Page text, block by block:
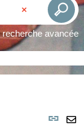
recherche avancée